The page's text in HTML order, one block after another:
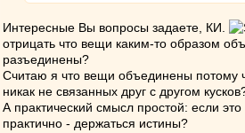
Интересные Вы вопросы задаете, КИ.
отрицать что вещи каким-то образом
разъединены?
Считаю я что вещи объединены потому
никак не связанных друг с другом
А практический смысл простой: если
практично - держаться истины?